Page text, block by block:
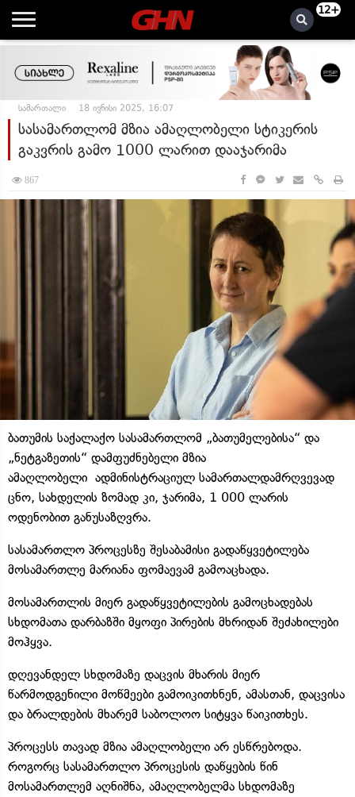
12+
სამართალი 18 ივნისი 2025, 16:07
სასამართლომ მზია ამაღლობელი სტიკერის
გაკვრის გამო 1000 ლარით დააჯარიმა
867
ბათუმის საქალაქო სასამართლომ „ბათუმელებისა“ და
„ნეტგაზეთის“ დამფუძნებელი მზია
ამაღლობელი ადმინისტრაციულ სამართალდამრღვევად
ცნო, სახდელის ზომად კი, ჯარიმა, 1 000 ლარის
ოდენობით განუსაზღვრა.
სასამართლო პროცესზე შესაბამისი გადაწყვეტილება
მოსამართლე მარიანა ფომაევამ გამოაცხადა.
მოსამართლის მიერ გადაწყვეტილების გამოცხადებას
სხდომათა დარბაზში მყოფი პირების მხრიდან შეძახილები
მოჰყვა.
დღევანდელ სხდომაზე დაცვის მხარის მიერ
წარმოდგენილი მოწმეები გამოიკითხნენ, ამასთან, დაცვისა
და ბრალდების მხარემ საბოლოო სიტყვა წაიკითხეს.
პროცესს თავად მზია ამაღლობელი არ ესწრებოდა.
როგორც სასამართლო პროცესის დაწყების წინ
მოსამართლემ აღნიშნა, ამაღლობელმა სხდომაზე